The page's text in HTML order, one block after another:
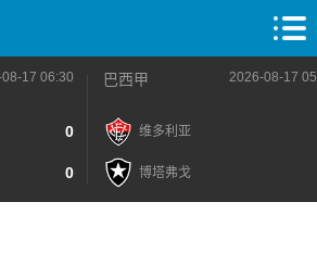
17 06:30
0
0
巴西甲 2026-08-17
维多利亚
博塔弗戈